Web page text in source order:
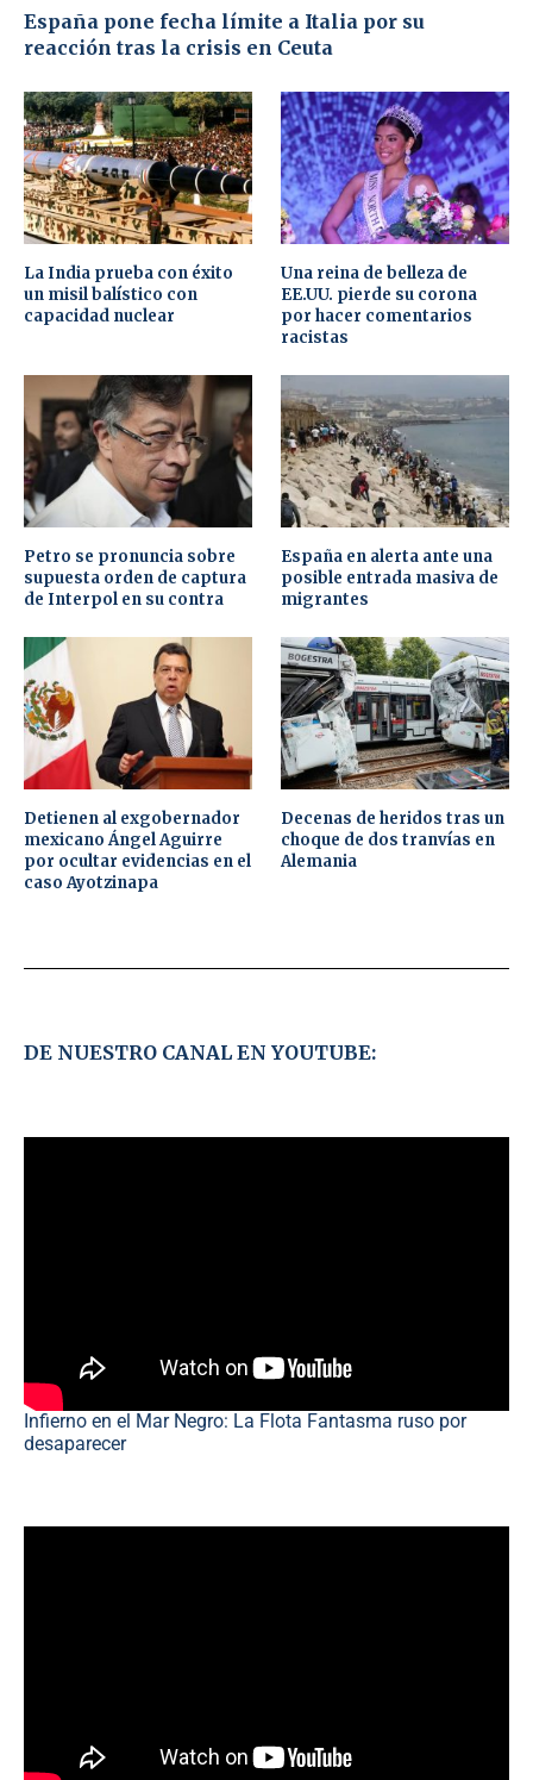
España pone fecha límite a Italia por su
reacción tras la crisis en Ceuta
La India prueba con éxito
un misil balístico con
capacidad nuclear
Una reina de belleza de
EE.UU. pierde su corona
por hacer comentarios
racistas
Petro se pronuncia sobre
supuesta orden de captura
de Interpol en su contra
España en alerta ante una
posible entrada masiva de
migrantes
Detienen al exgobernador
mexicano Ángel Aguirre
por ocultar evidencias en el
caso Ayotzinapa
Decenas de heridos tras un
choque de dos tranvías en
Alemania
DE NUESTRO CANAL EN YOUTUBE:
Infierno en el Mar Negro: La Flota Fantasma ruso por
desaparecer